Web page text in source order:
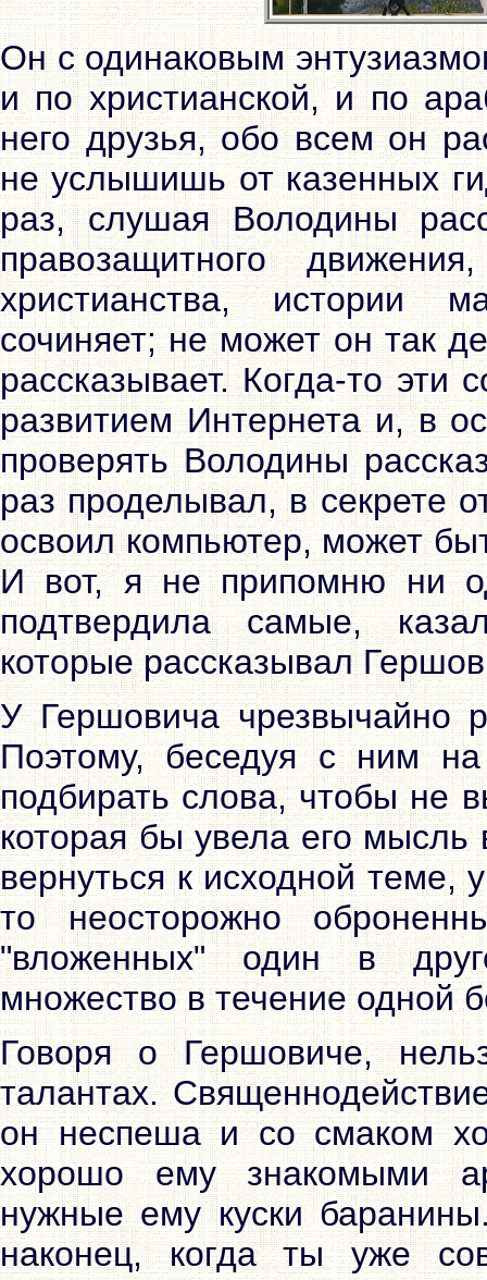
Он с одинаковым
и по христианской, и по
него друзья, обо всем он
не услышишь от казенных
раз, слушая Володины
правозащитного
христианства, истории
сочиняет; не может он так
рассказывает. Когда-то
развитием Интернета и, в
проверять Володины
раз проделывал, в секрете
освоил компьютер, может
И вот, я не припомню ни
подтвердила самые,
которые рассказывал
У Гершовича чрезвычайно
Поэтому, беседуя с ним
подбирать слова, чтобы не
которая бы увела его мысль
вернуться к исходной теме,
то неосторожно
"вложенных" один в
множество в течение одной
Говоря о Гершовиче,
талантах.
он неспеша и со смаком
хорошо ему знакомыми
нужные ему куски
наконец, когда ты уже